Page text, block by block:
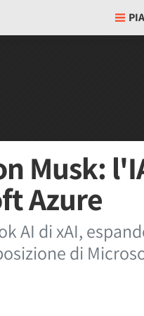
Musk:
Azure
AI di xAI,
di